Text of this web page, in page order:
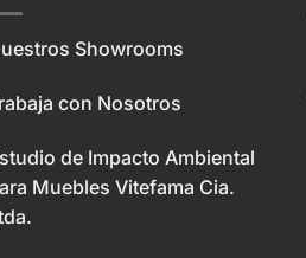
Showrooms
con Nosotros
de Impacto Ambiental
Muebles Vitefama Cia.